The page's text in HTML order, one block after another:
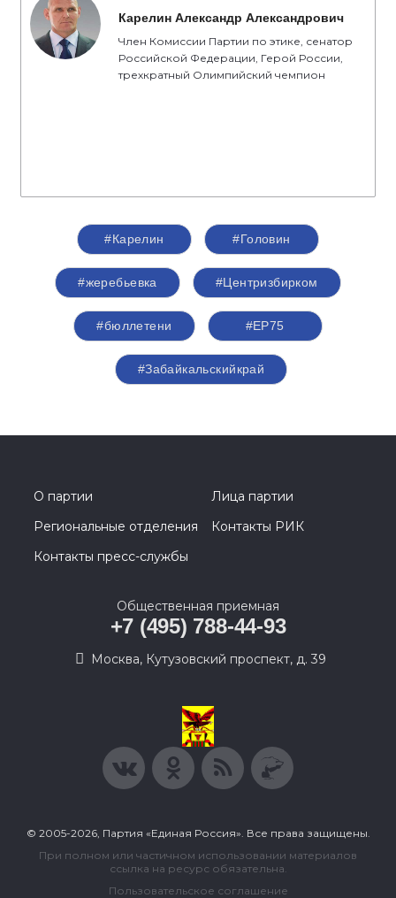
Карелин Александр Александрович
Член Комиссии Партии по этике, сенатор
Российской Федерации, Герой России,
трехкратный Олимпийский чемпион
#Карелин #Головин
#жеребьевка #Центризбирком
#бюллетени #ЕР75
#Забайкальскийкрай
О партии
Лица партии
Региональные отделения
Контакты РИК
Контакты пресс-службы
Общественная приемная
+7 (495) 788-44-93
Москва, Кутузовский проспект, д. 39
© 2005-2026, Партия «Единая Россия». Все права защищены.
При полном или частичном использовании материалов
ссылка на ресурс обязательна.
Пользовательское соглашение